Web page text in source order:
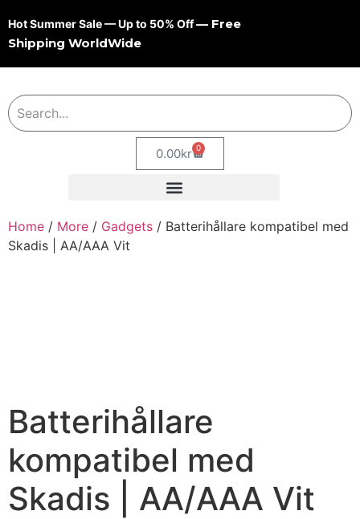
Hot Summer Sale — Up to 50% Off— Free
Shipping WorldWide
0.00kr 0
Home / More / Gadgets / Batterihållare kompatibel med
Skadis | AA/AAA Vit
Batterihållare
kompatibel med
Skadis | AA/AAA Vit